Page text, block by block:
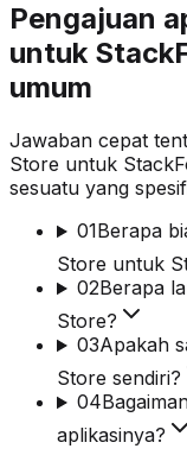
Pengajuan
untuk
umum
Jawaban cepat
Store untuk
sesuatu yang
01Berapa
Store untuk
02Berapa
Store?
03Apakah
Store sendiri?
04
aplikasinya?